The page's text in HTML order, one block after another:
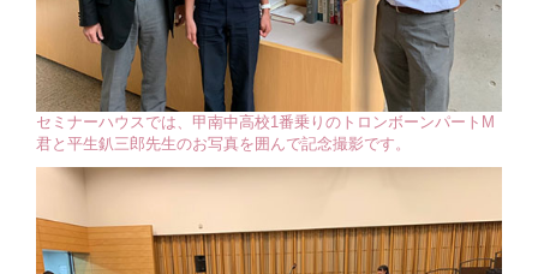
セミナーハウスでは、甲南中高校1番乗りのトロンボーンパートM
君と平生釟三郎先生のお写真を囲んで記念撮影です。